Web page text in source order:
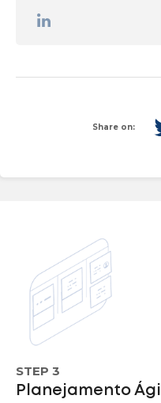
Share on:
STEP 3
Planejamento Ágil